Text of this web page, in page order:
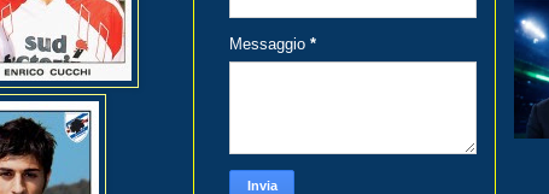
Messaggio *